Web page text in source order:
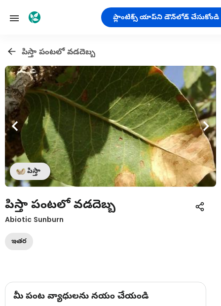
ప్లాంటిక్స్ యాప్‌ని డౌన్‌లోడ్ చేసుకోండి
పిస్తా పంటలో వడదెబ్బ
పిస్తా
పిస్తా పంటలో వడదెబ్బ
Abiotic Sunburn
ఇతర
మీ పంట వ్యాధులను నయం చేయండి